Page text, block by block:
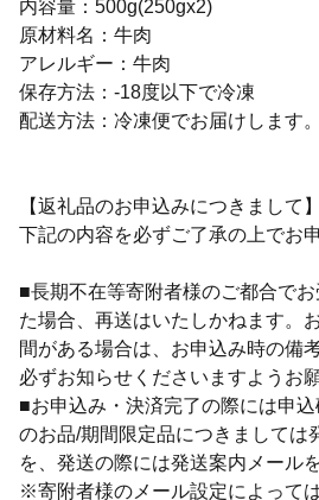
内容量：500g(250gx2)
原材料名：牛肉
アレルギー：牛肉
保存方法：-18度以下で冷凍
配送方法：冷凍便でお届けします。
【返礼品のお申込みにつきまして】
下記の内容を必ずご了承の上でお
■長期不在等寄附者様のご都合で
た場合、再送はいたしかねます。
間がある場合は、お申込み時の備
必ずお知らせくださいますようお
■お申込み・決済完了の際には申
のお品/期間限定品につきましては
を、発送の際には発送案内メール
※寄附者様のメール設定によって